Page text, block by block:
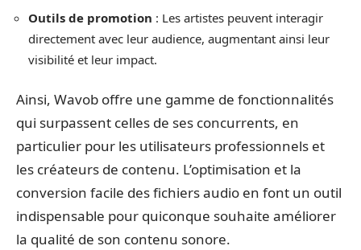
Outils de promotion : Les artistes peuvent interagir
directement avec leur audience, augmentant ainsi leur
visibilité et leur impact.
Ainsi, Wavob offre une gamme de fonctionnalités
qui surpassent celles de ses concurrents, en
particulier pour les utilisateurs professionnels et
les créateurs de contenu. L’optimisation et la
conversion facile des fichiers audio en font un outil
indispensable pour quiconque souhaite améliorer
la qualité de son contenu sonore.